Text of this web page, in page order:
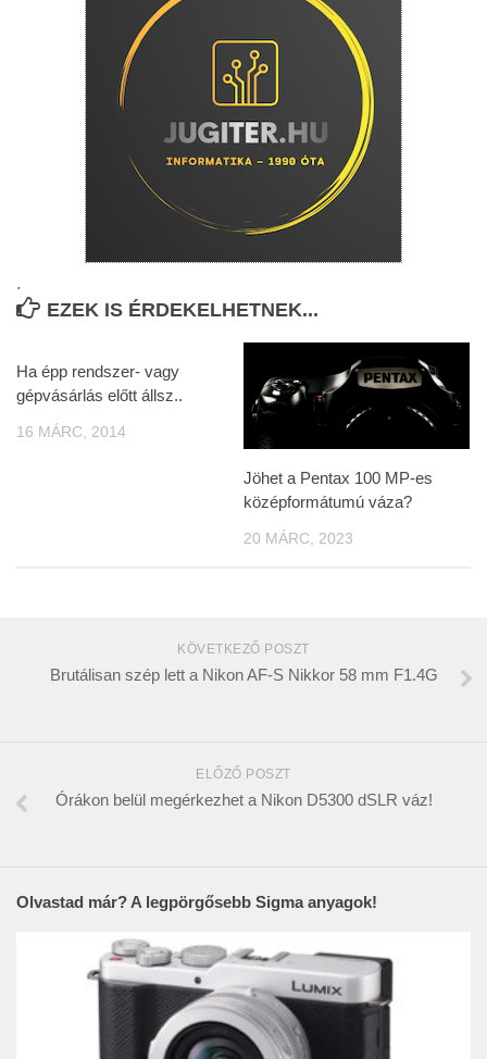
.
EZEK IS ÉRDEKELHETNEK...
Ha épp rendszer- vagy
gépvásárlás előtt állsz..
16 MÁRC, 2014
Jöhet a Pentax 100 MP-es
középformátumú váza?
20 MÁRC, 2023
KÖVETKEZŐ POSZT
Brutálisan szép lett a Nikon AF-S Nikkor 58 mm F1.4G
ELŐZŐ POSZT
Órákon belül megérkezhet a Nikon D5300 dSLR váz!
Olvastad már? A legpörgősebb Sigma anyagok!